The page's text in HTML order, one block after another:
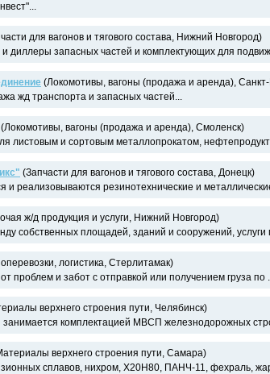
для вагонов и тягового состава, Нижний Новгород)
диллеры запасных частей и комплектующих для
(Локомотивы, вагоны (продажа и аренда),
жд транспорта и запасных частей...
(Локомотивы, вагоны (продажа и аренда), Смоленск)
листовым и сортовым металлопрокатом,
(Запчасти для вагонов и тягового состава, Донецк)
и реализовываются резинотехнические и
ж/д продукция и услуги, Нижний Новгород)
собственных площадей, зданий и сооружений, услуги
логистика, Стерлитамак)
проблем и забот с отправкой или получением груза по
верхнего строения пути, Челябинск)
комплектацией МВСП железнодорожных
верхнего строения пути, Самара)
сплавов, нихром, Х20Н80, ПАНЧ-11, фехраль,